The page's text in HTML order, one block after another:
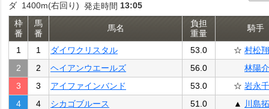
ダ 1400m(右回り) 発走時間 13:05
枠
番
馬
番
馬名
負担
重量
騎手
1 1 ダイワクリスタル 53.0 ☆ 村松翔
2
2 ヘイアンウエールズ 56.0
林陽介
3
3 アイファインバンド 53.0 ☆ 岩永千
4
4 シカゴブルース 51.0 ▲
川島拓